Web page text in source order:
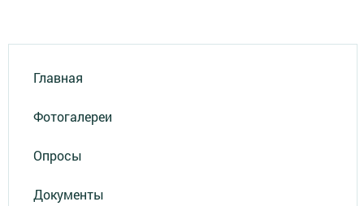
Главная
Фотогалереи
Опросы
Документы